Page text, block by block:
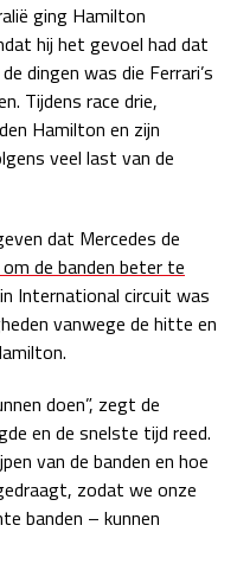
zo 21:00 - 23:00
za 05:00 - 06:00
zo 05:00 - 07:00
27 - 29 nov
zo 17:00 - 19:00
04 - 06 dec
za 15:00 - 16:00
ging Hamilton
hij het gevoel had dat
dingen was die Ferrari’s
Tijdens race drie,
Hamilton en zijn
veel last van de
dat Mercedes de
de banden beter te
International circuit was
vanwege de hitte en
doen”, zegt de
en de snelste tijd reed.
van de banden en hoe
zodat we onze
banden – kunnen